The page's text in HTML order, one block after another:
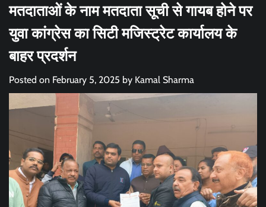
मतदाताओं के नाम मतदाता सूची से गायब होने पर
युवा कांग्रेस का सिटी मजिस्ट्रेट कार्यालय के
बाहर प्रदर्शन
Posted on February 5, 2025 by Kamal Sharma